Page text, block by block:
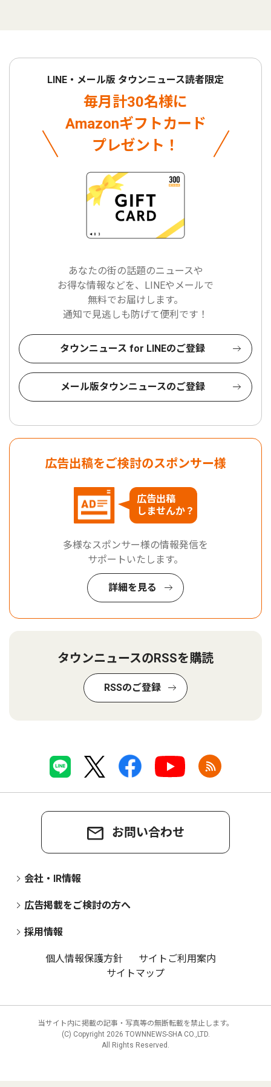
LINE・メール版 タウンニュース読者限定
毎月計30名様に
Amazonギフトカード
プレゼント！
あなたの街の話題のニュースや
お得な情報などを、LINEやメールで
無料でお届けします。
通知で見逃しも防げて便利です！
タウンニュース for LINEのご登録
メール版タウンニュースのご登録
広告出稿をご検討のスポンサー様
広告出稿
しませんか？
多様なスポンサー様の情報発信を
サポートいたします。
詳細を見る
タウンニュースのRSSを購読
RSSのご登録
お問い合わせ
会社・IR情報
広告掲載をご検討の方へ
採用情報
個人情報保護方針
サイトご利用案内
サイトマップ
当サイト内に掲載の記事・写真等の無断転載を禁止します。
(C) Copyright 2026 TOWNNEWS-SHA CO.,LTD.
All Rights Reserved.